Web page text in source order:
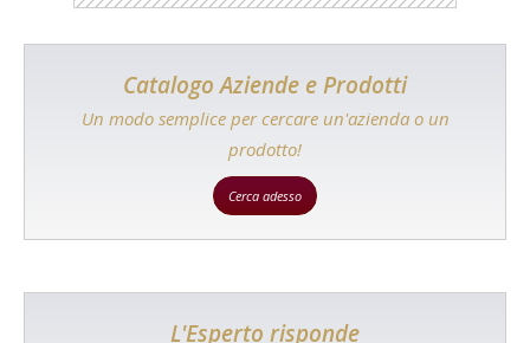
Catalogo Aziende e Prodotti
Un modo semplice per cercare un'azienda o un
prodotto!
Cerca adesso
L'Esperto risponde